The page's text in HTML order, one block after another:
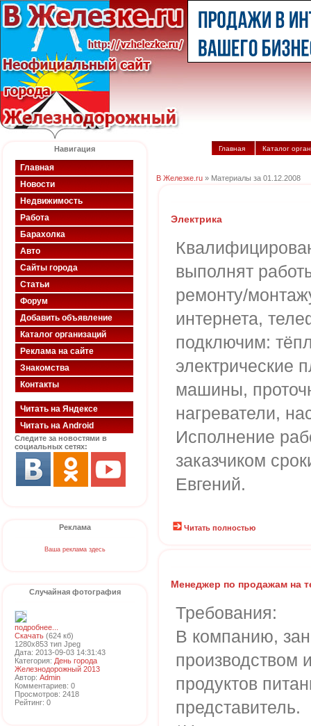
Навигация
Главная
Новости
Недвижимость
Работа
Барахолка
Авто
Сайты города
Статьи
Форум
Добавить объявление
Каталог организаций
Реклама на сайте
Знакомства
Контакты
Читать на Яндексе
Читать на Android
Следите за новостями в
социальных сетях:
Реклама
Ваша реклама здесь
Случайная фотография
подробнее...
Скачать (624 кб)
1280x853 тип Jpeg
Дата: 2013-09-03 14:31:43
Категория: День города
Железнодорожный 2013
Автор: Admin
Комментариев: 0
Просмотров: 2418
Рейтинг: 0
Главная Каталог
В Железке.ru » Материалы за 01.12.2008
Электрика
выполнят
ремонту/
интернета,
подключим:
электрические
машины,
нагреватели,
Исполнение
заказчиком
Евгений.
Читать полностью
Менеджер по продажам на
Требования:
В компанию,
производством
продуктов
представитель.